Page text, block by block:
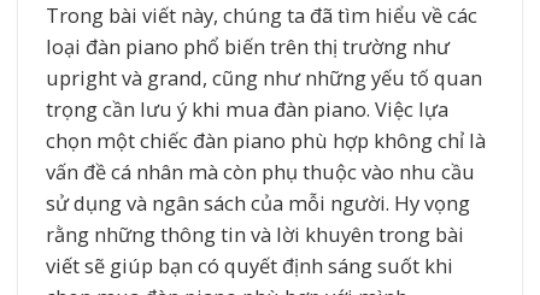
Trong bài viết này, chúng ta đã tìm hiểu về các
loại đàn piano phổ biến trên thị trường như
upright và grand, cũng như những yếu tố quan
trọng cần lưu ý khi mua đàn piano. Việc lựa
chọn một chiếc đàn piano phù hợp không chỉ là
vấn đề cá nhân mà còn phụ thuộc vào nhu cầu
sử dụng và ngân sách của mỗi người. Hy vọng
rằng những thông tin và lời khuyên trong bài
viết sẽ giúp bạn có quyết định sáng suốt khi